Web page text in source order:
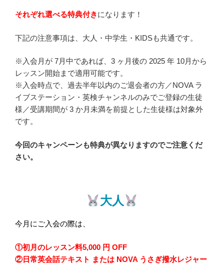
それぞれ選べる特典付きになります！
下記の注意事項は、大人・中学生・KIDSも共通です。
※入会月が 7月中であれば、3 ヶ月後の 2025 年 10月から
レッスン開始まで適用可能です。
※入会時点で、過去半年以内のご退会者の方／NOVA ラ
イブステーション・英検チャンネルのみでご登録の生徒
様／受講期間が 3 か月未満を前提とした生徒様は対象外
です。
今回のキャンペーンも特典が異なりますのでご注意くだ
さい。
大人
今月にご入会の際は、
①初月のレッスン料5,000 円 OFF
②日常英会話テキスト または NOVA うさぎ撥水レジャー